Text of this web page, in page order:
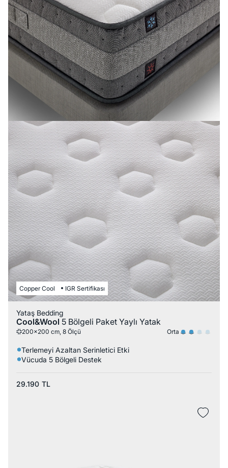
Copper Cool IGR Sertifikası
Yataş Bedding
Cool&Wool 5 Bölgeli Paket Yaylı Yatak
200x200 cm, 8 Ölçü Orta
Terlemeyi Azaltan Serinletici Etki
Vücuda 5 Bölgeli Destek
29.190 TL